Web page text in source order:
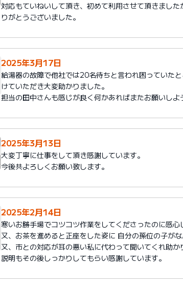
対応もていねいして頂き、初めて利用させて頂きまし
りがとうございました。
2025年3月17日
給湯器の故障で他社では20名待ちと言われ困っていた
けていただき大変助かりました。
担当の田中さんも感じが良く何かあればまたお願いしよ
2025年3月13日
大変丁寧に仕事をして頂き感謝しています。
今後共よろしくお願い致します。
2025年2月14日
寒いお勝手場でコツコツ作業をしてくださったのに感心
又、お茶を進めると正座をした姿に 自分の孫位の子が
又、市との対応が耳の悪い私に代わって聞いてくれ助か
説明もその後しっかりしてもらい感謝しています。